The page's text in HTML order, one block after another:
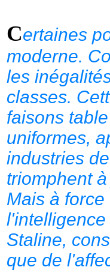
Certaines
moderne.
les
classes.
faisons
uniformes,
industries
triomphent
Mais à
Staline,
que de